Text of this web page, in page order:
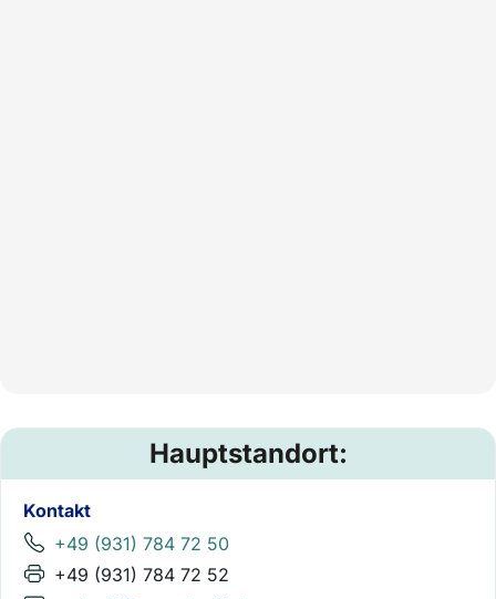
Hauptstandort:
Kontakt
+49 (931) 784 72 50
+49 (931) 784 72 52